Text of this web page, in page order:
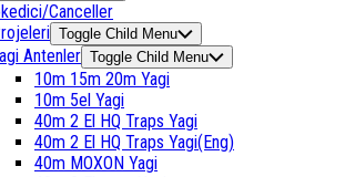
Canceller
Toggle Child Menu
Antenler Toggle Child Menu
10m 15m 20m Yagi
10m 5el Yagi
40m 2 El HQ Traps Yagi
40m 2 El HQ Traps Yagi(Eng)
40m MOXON Yagi